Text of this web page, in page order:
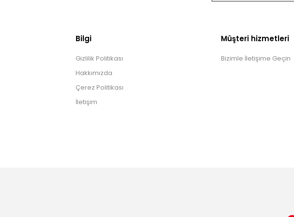
Bilgi
Gizlilik Politikası
Hakkımızda
Çerez Politikası
İletişim
Müşteri hizmetleri
Bizimle İletişime Geçin